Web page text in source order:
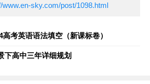
www.en-sky.com/post/1098.html
高考英语语法填空（新课标卷）
下高中三年详细规划